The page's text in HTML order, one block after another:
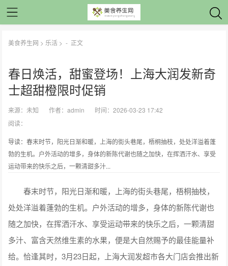
美食养生网 > 乐活 > - 正文
春日焕活，甜蜜登场！上海大润发新奇
士超甜橙限时促销
来源：未知 作者：admin
时间：2026-03-23 17:42
阅读：
导读：春末时节，阳光日渐和暖，上海的街头巷尾，梧桐抽枝，处处洋溢着蓬
勃的生机。户外活动的增多，身体的新陈代谢也随之加快，在挥洒汗水、享受
运动带来的快乐之后，一颗清甜多汁...
春末时节，阳光日渐和暖，上海的街头巷尾，梧桐抽枝，
处处洋溢着蓬勃的生机。户外活动的增多，身体的新陈代谢也
随之加快，在挥洒汗水、享受运动带来的快乐之后，一颗清甜
多汁、富含天然维生素的水果，便是大自然赐予的最佳能量补
给。恰逢其时，3月23日起，上海大润发超市各大门店会推出新